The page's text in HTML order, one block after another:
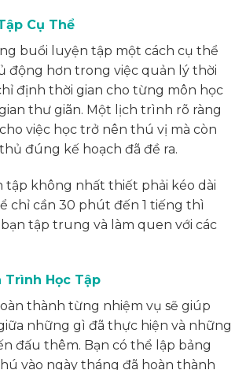
Cụ Thể
buổi luyện tập một cách cụ thể
động hơn trong việc quản lý thời
định thời gian cho từng môn học
thư giãn. Một lịch trình rõ ràng
việc học trở nên thú vị mà còn
đúng kế hoạch đã đề ra.
tập không nhất thiết phải kéo dài
chỉ cần 30 phút đến 1 tiếng thì
tập trung và làm quen với các
Trình Học Tập
thành từng nhiệm vụ sẽ giúp
những gì đã thực hiện và những
đấu thêm. Bạn có thể lập bảng
vào ngày tháng đã hoàn thành